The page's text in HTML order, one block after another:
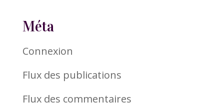
Méta
Connexion
Flux des publications
Flux des commentaires